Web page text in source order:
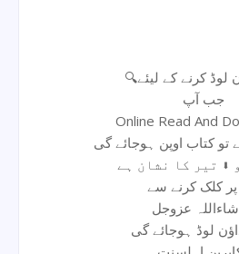
لوڈ کرنے کے لیئے
جب آپ
Online Read And
کلک کرنے سے
عزوجل
لوڈ ہوجائے گی